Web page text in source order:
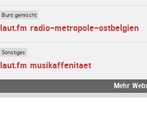
Bunt gemischt
laut.fm radio-metropole-ostbelgien
Sonstiges
laut.fm musikaffenitaet
Mehr